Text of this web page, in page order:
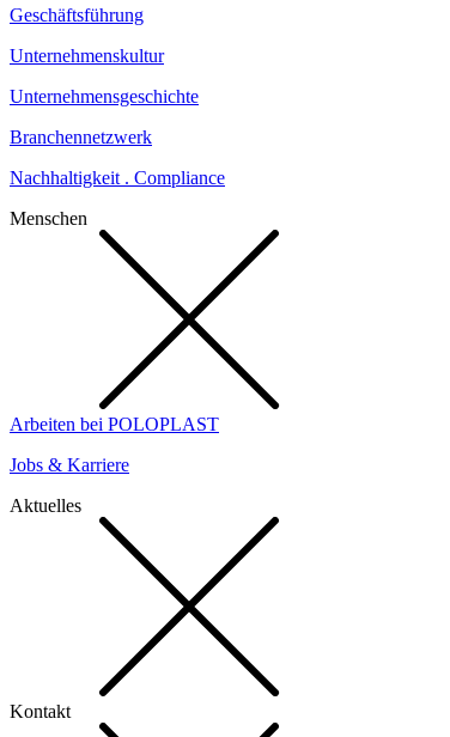
Geschäftsführung
Unternehmenskultur
Unternehmensgeschichte
Branchennetzwerk
Nachhaltigkeit . Compliance
Menschen
Arbeiten bei POLOPLAST
Jobs & Karriere
Aktuelles
Kontakt